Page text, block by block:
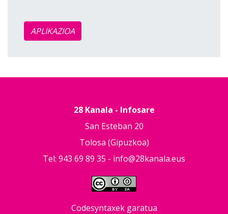
APLIKAZIOA
28 Kanala - Infosare
San Esteban 20
Tolosa (Gipuzkoa)
Tel: 943 69 89 35 - info@28kanala.eus
Codesyntaxek garatua